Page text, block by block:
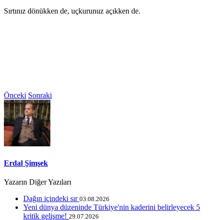
Sırtınız dönükken de, uçkurunuz açıkken de.
Önceki Sonraki
Erdal Şimşek
Yazarın Diğer Yazıları
Dağın içindeki sır 03.08.2026
Yeni dünya düzeninde Türkiye'nin kaderini belirleyecek 5
kritik gelişme! 29.07.2026